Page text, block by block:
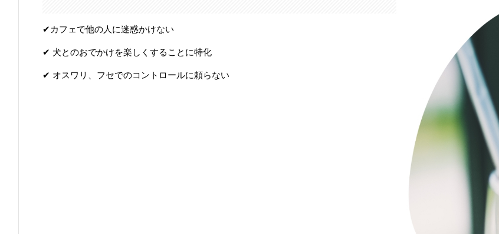
✔︎カフェで他の人に迷惑かけない
✔︎ 犬とのおでかけを楽しくすることに特化
✔︎ オスワリ、フセでのコントロールに頼らない